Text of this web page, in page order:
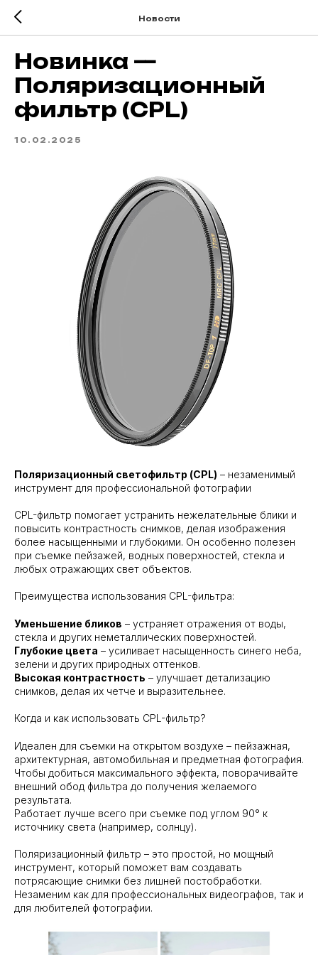
Новости
Новинка —
Поляризационный
фильтр (CPL)
10.02.2025
Поляризационный светофильтр (CPL) – незаменимый
инструмент для профессиональной фотографии
CPL-фильтр помогает устранить нежелательные блики и
повысить контрастность снимков, делая изображения
более насыщенными и глубокими. Он особенно полезен
при съемке пейзажей, водных поверхностей, стекла и
любых отражающих свет объектов.
Преимущества использования CPL-фильтра:
Уменьшение бликов – устраняет отражения от воды,
стекла и других неметаллических поверхностей.
Глубокие цвета – усиливает насыщенность синего неба,
зелени и других природных оттенков.
Высокая контрастность – улучшает детализацию
снимков, делая их четче и выразительнее.
Когда и как использовать CPL-фильтр?
Идеален для съемки на открытом воздухе – пейзажная,
архитектурная, автомобильная и предметная фотография.
Чтобы добиться максимального эффекта, поворачивайте
внешний обод фильтра до получения желаемого
результата.
Работает лучше всего при съемке под углом 90° к
источнику света (например, солнцу).
Поляризационный фильтр – это простой, но мощный
инструмент, который поможет вам создавать
потрясающие снимки без лишней постобработки.
Незаменим как для профессиональных видеографов, так и
для любителей фотографии.